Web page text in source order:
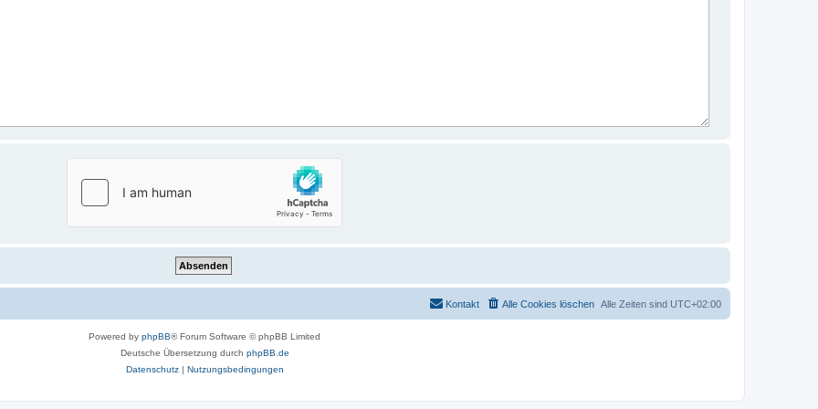
Alle Zeiten sind UTC+02:00
Alle Cookies löschen
Kontakt
Powered by phpBB® Forum Software © phpBB Limited
Deutsche Übersetzung durch phpBB.de
Datenschutz| Nutzungsbedingungen